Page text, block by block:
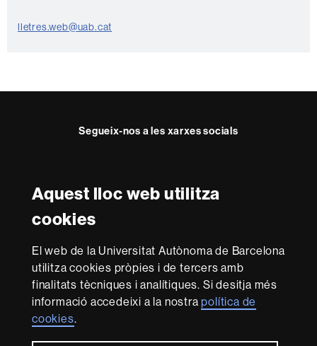
Aquest lloc web utilitza
cookies
El web de la Universitat Autònoma de Barcelona
utilitza cookies pròpies i de tercers amb
finalitats tècniques i analítiques. Si desitja més
informació accedeixi a la nostrapolítica de
cookies.
t
lletres.web@uab.cat
Segueix-nos a les xarxes socials
FFLFFLFFLFFL
Reconeixement internacional de l'excel·lència
in
Research
-
Euraxess
Amb el finançament de